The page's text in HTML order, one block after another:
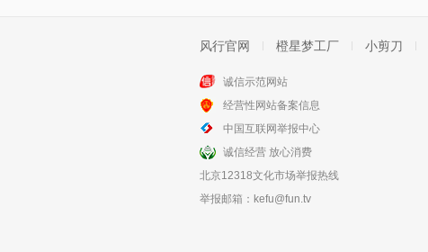
风行官网 橙星梦工厂 小剪刀
诚信示范网站
经营性网站备案信息
中国互联网举报中心
诚信经营 放心消费
北京12318文化市场举报热线
举报邮箱： kefu@fun.tv